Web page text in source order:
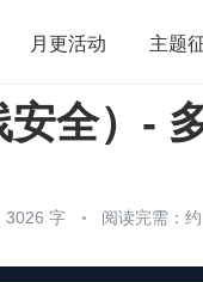
月更活动 主题
算法
全）-
3026 字 阅读完需：